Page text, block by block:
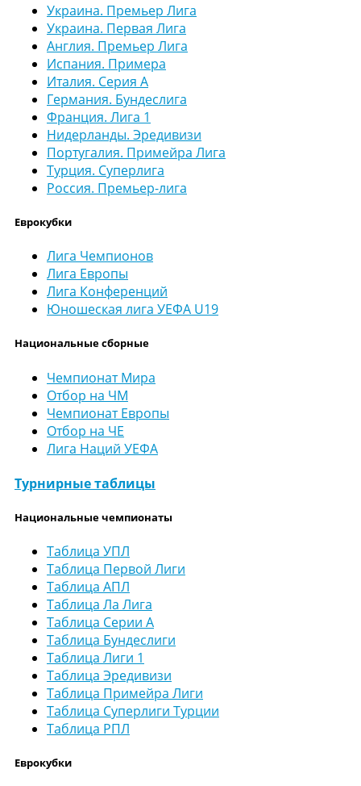
Украина. Премьер Лига
Украина. Первая Лига
Англия. Премьер Лига
Испания. Примера
Италия. Серия А
Германия. Бундеслига
Франция. Лига 1
Нидерланды. Эредивизи
Португалия. Примейра Лига
Турция. Суперлига
Россия. Премьер-лига
Еврокубки
Лига Чемпионов
Лига Европы
Лига Конференций
Юношеская лига УЕФА U19
Национальные сборные
Чемпионат Мира
Отбор на ЧМ
Чемпионат Европы
Отбор на ЧЕ
Лига Наций УЕФА
Турнирные таблицы
Национальные чемпионаты
Таблица УПЛ
Таблица Первой Лиги
Таблица АПЛ
Таблица Ла Лига
Таблица Серии А
Таблица Бундеслиги
Таблица Лиги 1
Таблица Эредивизи
Таблица Примейра Лиги
Таблица Суперлиги Турции
Таблица РПЛ
Еврокубки